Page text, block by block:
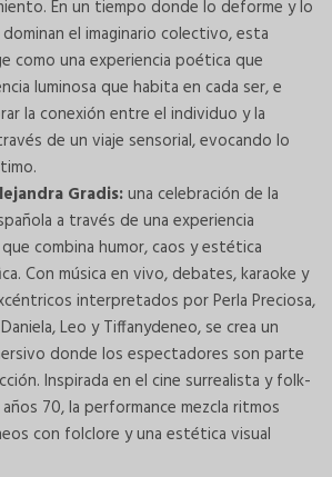
En un tiempo donde lo deforme y lo
el imaginario colectivo, esta
como una experiencia poética que
luminosa que habita en cada ser, e
la conexión entre el individuo y la
de un viaje sensorial, evocando lo
Gradis:una celebración de la
a través de una experiencia
combina humor, caos y estética
Con música en vivo, debates, karaoke y
interpretados por Perla Preciosa,
Leo y Tiffanydeneo, se crea un
donde los espectadores son parte
Inspirada en el cine surrealista y folk-
70, la performance mezcla ritmos
con folclore y una estética visual